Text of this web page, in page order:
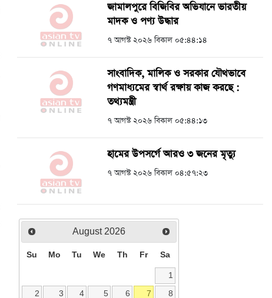
জামালপুরে বিজিবির অভিযানে ভারতীয়
মাদক ও পণ্য উদ্ধার
৭ আগস্ট ২০২৬ বিকাল ০৫:৪৪:১৪
সাংবাদিক, মালিক ও সরকার যৌথভাবে
গণমাধ্যমের স্বার্থ রক্ষায় কাজ করছে :
তথ্যমন্ত্রী
৭ আগস্ট ২০২৬ বিকাল ০৫:৪৪:১৩
হামের উপসর্গে আরও ৩ জনের মৃত্যু
৭ আগস্ট ২০২৬ বিকাল ০৪:৫৭:২৩
August 2026
Su Mo Tu We Th Fr Sa
1
2
3 4 5 6 7
8